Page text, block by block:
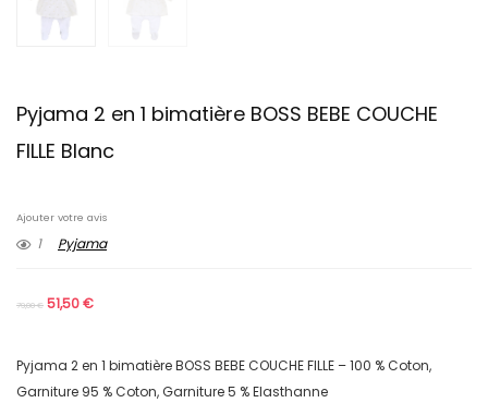
Pyjama 2 en 1 bimatière BOSS BEBE COUCHE
FILLE Blanc
Ajouter votre avis
1 Pyjama
79,00€ 51,50€
Pyjama 2 en 1 bimatière BOSS BEBE COUCHE FILLE – 100 % Coton,
Garniture 95 % Coton, Garniture 5 % Elasthanne